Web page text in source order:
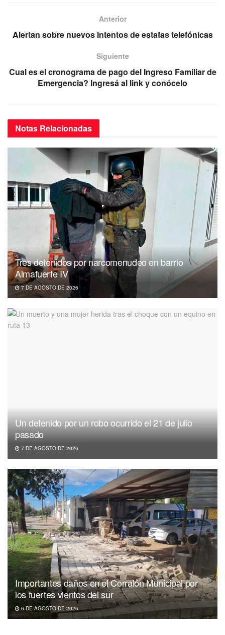
o
k
p
a
m
Anterior
Alertan sobre nuevos intentos de estafas telefónicas
Siguiente
Cual es el cronograma de pago del Ingreso Familiar de
Emergencia? Ingresá al link y conócelo
Notas Relacionadas
Tres detenidos por narcomenudeo en barrio
Almafuerte IV
7 DE AGOSTO DE 2026
Un detenido por un robo ocurrido el 21 de julio
pasado
7 DE AGOSTO DE 2026
Importantes daños en el Corralón Municipal por
los fuertes vientos del sur
6 DE AGOSTO DE 2026